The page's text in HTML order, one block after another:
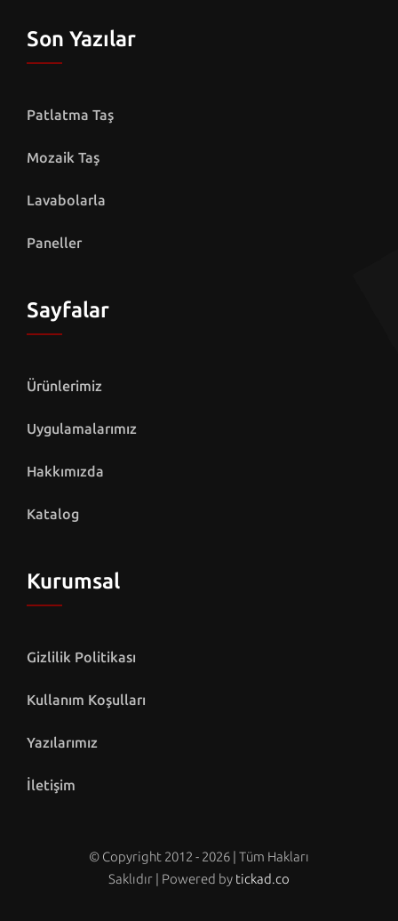
Son Yazılar
Patlatma Taş
Mozaik Taş
Lavabolarla
Paneller
Sayfalar
Ürünlerimiz
Uygulamalarımız
Hakkımızda
Katalog
Kurumsal
Gizlilik Politikası
Kullanım Koşulları
Yazılarımız
İletişim
© Copyright 2012 - 2026 | Tüm Hakları
Saklıdır | Powered by tickad.co